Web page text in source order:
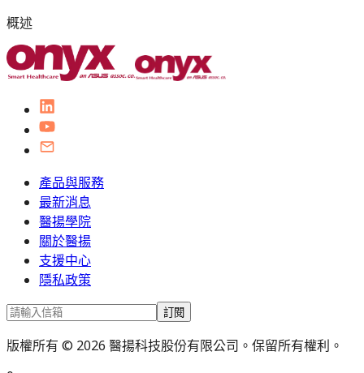
概述
產品與服務
最新消息
醫揚學院
關於醫揚
支援中心
隱私政策
訂閱
版權所有 © 2026 醫揚科技股份有限公司。保留所有權利。